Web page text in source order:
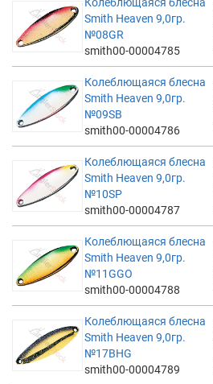
Smith Heaven 9,0гр.
№08GR
smith00-00004785
Колеблющаяся блесна
Smith Heaven 9,0гр.
№09SB
smith00-00004786
Колеблющаяся блесна
Smith Heaven 9,0гр.
№10SP
smith00-00004787
Колеблющаяся блесна
Smith Heaven 9,0гр.
№11GGO
smith00-00004788
Колеблющаяся блесна
Smith Heaven 9,0гр.
№17BHG
smith00-00004789